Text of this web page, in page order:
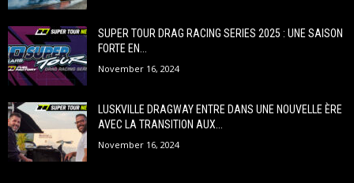
SUPER TOUR DRAG RACING SERIES 2025 : UNE SAISON
FORTE EN...
November 16, 2024
LUSKVILLE DRAGWAY ENTRE DANS UNE NOUVELLE ÈRE
AVEC LA TRANSITION AUX...
November 16, 2024